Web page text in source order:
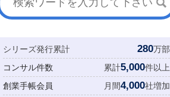
シリーズ発行累計 280万部
コンサル件数
累計5,000件以上
創業手帳会員
月間4,000社増加